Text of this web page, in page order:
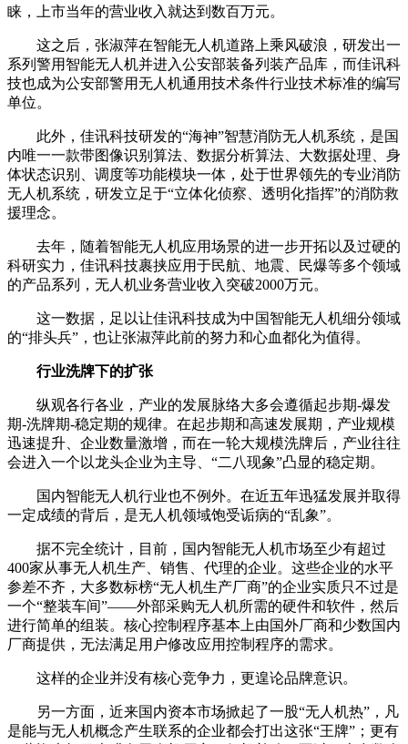
睐，上市当年的营业收入就达到数百万元。
这之后，张淑萍在智能无人机道路上乘风破浪，研发出一
系列警用智能无人机并进入公安部装备列装产品库，而佳讯科
技也成为公安部警用无人机通用技术条件行业技术标准的编写
单位。
此外，佳讯科技研发的“海神”智慧消防无人机系统，是国
内唯一一款带图像识别算法、数据分析算法、大数据处理、身
体状态识别、调度等功能模块一体，处于世界领先的专业消防
无人机系统，研发立足于“立体化侦察、透明化指挥”的消防救
援理念。
去年，随着智能无人机应用场景的进一步开拓以及过硬的
科研实力，佳讯科技裹挟应用于民航、地震、民爆等多个领域
的产品系列，无人机业务营业收入突破2000万元。
这一数据，足以让佳讯科技成为中国智能无人机细分领域
的“排头兵”，也让张淑萍此前的努力和心血都化为值得。
行业洗牌下的扩张
纵观各行各业，产业的发展脉络大多会遵循起步期-爆发
期-洗牌期-稳定期的规律。在起步期和高速发展期，产业规模
迅速提升、企业数量激增，而在一轮大规模洗牌后，产业往往
会进入一个以龙头企业为主导、“二八现象”凸显的稳定期。
国内智能无人机行业也不例外。在近五年迅猛发展并取得
一定成绩的背后，是无人机领域饱受诟病的“乱象”。
据不完全统计，目前，国内智能无人机市场至少有超过
400家从事无人机生产、销售、代理的企业。这些企业的水平
参差不齐，大多数标榜“无人机生产厂商”的企业实质只不过是
一个“整装车间”——外部采购无人机所需的硬件和软件，然后
进行简单的组装。核心控制程序基本上由国外厂商和少数国内
厂商提供，无法满足用户修改应用控制程序的需求。
这样的企业并没有核心竞争力，更遑论品牌意识。
另一方面，近来国内资本市场掀起了一股“无人机热”，凡
是能与无人机概念产生联系的企业都会打出这张“王牌”；更有